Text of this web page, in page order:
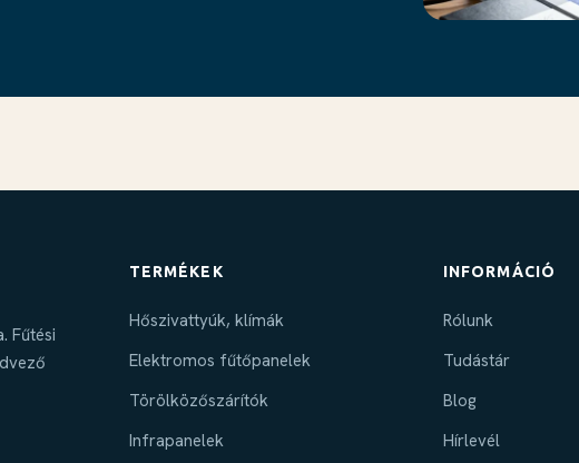
Fűtési
TERMÉKEK
Hőszivattyúk, klímák
Elektromos fűtőpanelek
Törölközőszárítók
Infrapanelek
INFORMÁCIÓ
Rólunk
Tudástár
Blog
Hírlevél